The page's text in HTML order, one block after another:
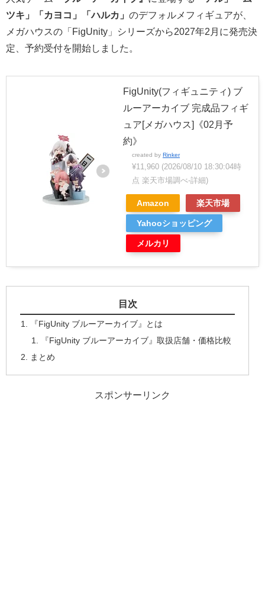
ツキ」「カヨコ」「ハルカ」 のデフォルメフィギュアが、
メガハウスの「FigUnity」シリーズから2027年2月に発売決
定、予約受付を開始しました。
FigUnity(フィギュニティ) ブ
ルーアーカイブ 完成品フィギ
ュア[メガハウス]《02月予
約》
created by Rinker
¥11,960 (2026/08/10 18:30:04時
点 楽天市場調べ-詳細)
Amazon 楽天市場
Yahooショッピング
メルカリ
目次
『FigUnity ブルーアーカイブ』とは
『FigUnity ブルーアーカイブ』取扱店舗・価格比較
まとめ
スポンサーリンク